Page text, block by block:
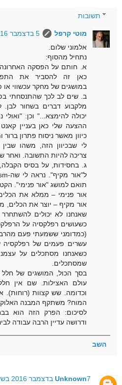
תשובות
מוטי קרפל
5 בדצמבר 2016 בשעה 10:07
אלמוני שלום.
נתחיל מהסוף:
א. חותם על הפסקה
כאן זה להסביר את
במושגים של מחקר עכשווי או
ב. שים לב לכך שהתנסחתי
מלקבוע דברים בשחור
יכולה להימצא..." וכן:
ההצעה שלי כאן בעניין
כיוון מאשר ניסוח פתרון
לי שבכיוון הזה, משהו
צריכה להיות התשובה. ואחר
ג. בחסידות, על בסיס
תואם למושג "אור פנימי".
אור פנימי – ממלא את
אור מקיף – יוצר את הכלים,
שאנחנו לא יכולים
כשעושים רפלקסיה על
(כמדומני ששמעתי פעם מהרב
עשרים פעמים של רפלקסיה
כשאנחנו מסתכלים על
שמסתכלים.
בסך הכול, המושגים של
עולם האצילות. שם אין
וכדומה. שש קצוות (רוחות).
המוח? משתקף המבנה
לסיכום: הפרק הזה הוא
ודרושה עדיין הרבה עבודה
השב
Unknown7 בדצמבר 2016 בשעה 20:45